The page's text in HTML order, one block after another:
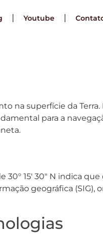
Youtube
na superfície da Terra.
para a
15′ 30″ N indica
geográfica